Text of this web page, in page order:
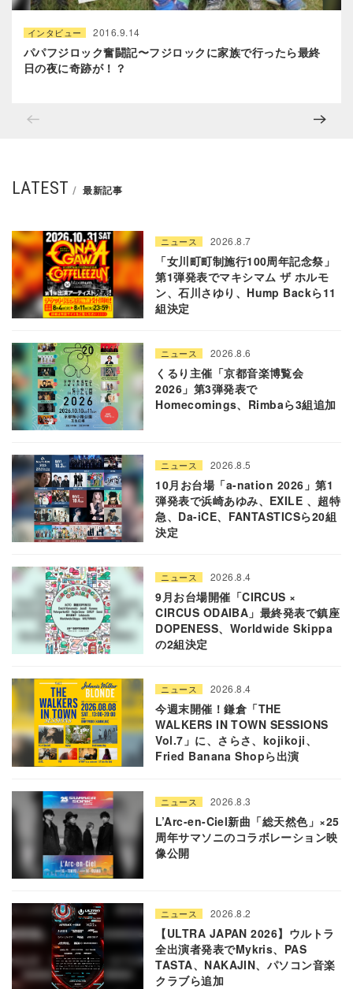
インタビュー 2016.9.14
パパフジロック奮闘記〜フジロックに家族で行ったら最終
日の夜に奇跡が！？
LATEST 最新記事
ニュース 2026.8.7
「女川町町制施行100周年記念祭」
第1弾発表でマキシマム ザ ホルモ
ン、石川さゆり、Hump Backら11
組決定
ニュース 2026.8.6
くるり主催「京都音楽博覧会
2026」第3弾発表で
Homecomings、Rimbaら3組追加
ニュース 2026.8.5
10月お台場「a-nation 2026」第1
弾発表で浜崎あゆみ、EXILE 、超特
急、Da-iCE、FANTASTICSら20組
決定
ニュース 2026.8.4
9月お台場開催「CIRCUS ×
CIRCUS ODAIBA」最終発表で鎮座
DOPENESS、Worldwide Skippa
の2組決定
ニュース 2026.8.4
今週末開催！鎌倉「THE
WALKERS IN TOWN SESSIONS
Vol.7」に、さらさ、kojikoji、
Fried Banana Shopら出演
ニュース 2026.8.3
L’Arc-en-Ciel新曲「総天然色」×25
周年サマソニのコラボレーション映
像公開
ニュース 2026.8.2
【ULTRA JAPAN 2026】ウルトラ
全出演者発表でMykris、PAS
TASTA、NAKAJIN、パソコン音楽
クラブら追加